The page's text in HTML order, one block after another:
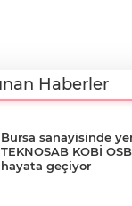
Haberler
Bursa sanayisinde
TEKNOSAB KOBİ
hayata geçiyor